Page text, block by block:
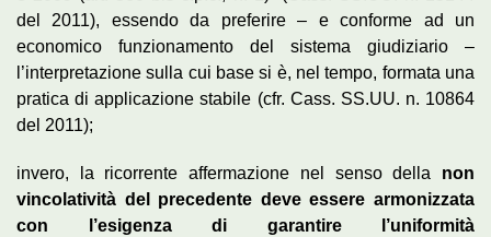
del 2011), essendo da preferire – e conforme ad un
economico funzionamento del sistema giudiziario –
l’interpretazione sulla cui base si è, nel tempo, formata una
pratica di applicazione stabile (cfr. Cass. SS.UU. n. 10864
del 2011);
invero, la ricorrente affermazione nel senso della non
vincolatività del precedente deve essere armonizzata
con l’esigenza di garantire l’uniformità